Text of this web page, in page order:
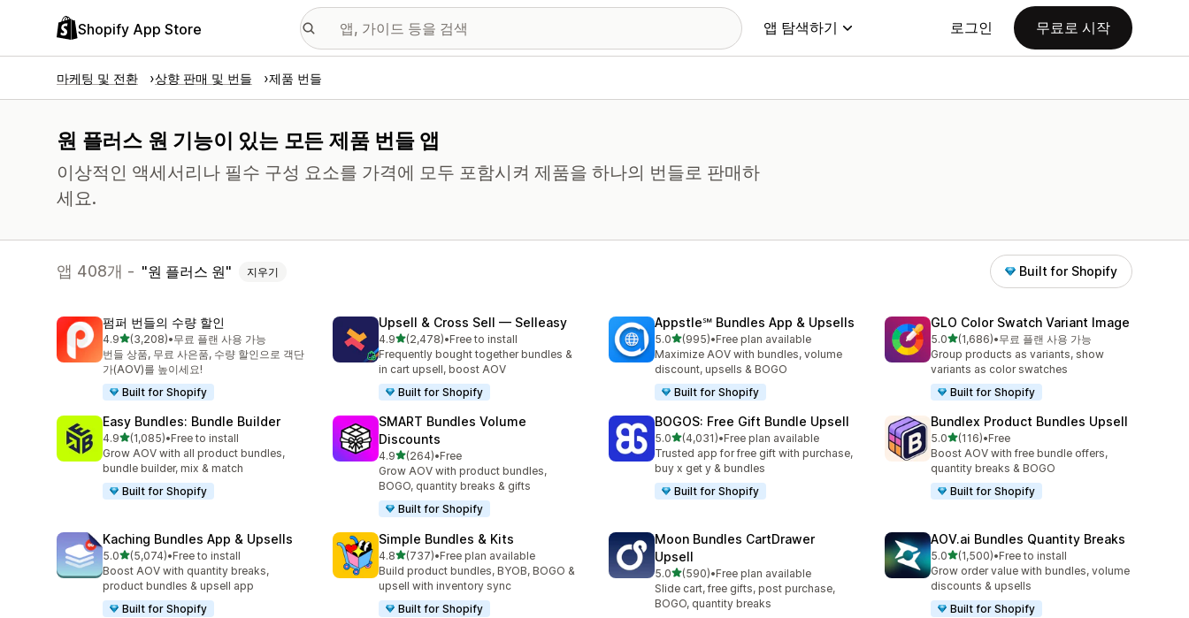
Shopify App Store 앱 탐색하기 로그인 무료로 시작
마케팅 및 전환 상향 판매 및 번들 제품 번들
원 플러스 원 기능이 있는 모든 제품 번들 앱
이상적인 액세서리나 필수 구성 요소를 가격에 모두 포함시켜 제품을 하나의 번들로 판매하
세요.
앱 408개 - 원 플러스 원 지우기 Built for Shopify
펌퍼 번들의 수량 할인
4.9별 5개 중
(3,208)
총 리뷰 3208개
•무료 플랜 사용 가능
번들 상품, 무료 사은품, 수량 할인으로 객단
가(AOV)를 높이세요!
Built for Shopify
Upsell & Cross Sell — Selleasy
4.9별 5개 중
(2,478)
총 리뷰 2478개
•Free to install
Frequently bought together bundles &
in cart upsell, boost AOV
Built for Shopify
Appstle℠ Bundles App & Upsells
5.0별 5개 중
(995)
총 리뷰 995개
•Free plan available
Maximize AOV with bundles, volume
discount, upsells & BOGO
Built for Shopify
GLO Color Swatch Variant Image
5.0별 5개 중
(1,686)
총 리뷰 1686개
•무료 플랜 사용 가능
Group products as variants, show
variants as color swatches
Built for Shopify
Easy Bundles: Bundle Builder
4.9별 5개 중
(1,085)
총 리뷰 1085개
•Free to install
Grow AOV with all product bundles,
bundle builder, mix & match
Built for Shopify
SMART Bundles Volume
Discounts
4.9별 5개 중
(264)
총 리뷰 264개
•Free
Grow AOV with product bundles,
BOGO, quantity breaks & gifts
Built for Shopify
BOGOS: Free Gift Bundle Upsell
5.0별 5개 중
(4,031)
총 리뷰 4031개
•Free plan available
Trusted app for free gift with purchase,
buy x get y & bundles
Built for Shopify
Bundlex Product Bundles Upsell
5.0별 5개 중
(116)
총 리뷰 116개
•Free
Boost AOV with free bundle offers,
quantity breaks & BOGO
Built for Shopify
Kaching Bundles App & Upsells
5.0별 5개 중
(5,074)
총 리뷰 5074개
•Free to install
Boost AOV with quantity breaks,
product bundles & upsell app
Built for Shopify
Simple Bundles & Kits
4.8별 5개 중
(737)
총 리뷰 737개
•Free plan available
Build product bundles, BYOB, BOGO &
upsell with inventory sync
Built for Shopify
Moon Bundles CartDrawer
Upsell
5.0별 5개 중
(590)
총 리뷰 590개
•Free plan available
Slide cart, free gifts, post purchase,
BOGO, quantity breaks
AOV.ai Bundles Quantity Breaks
5.0별 5개 중
(1,500)
총 리뷰 1500개
•Free to install
Grow order value with bundles, volume
discounts & upsells
Built for Shopify